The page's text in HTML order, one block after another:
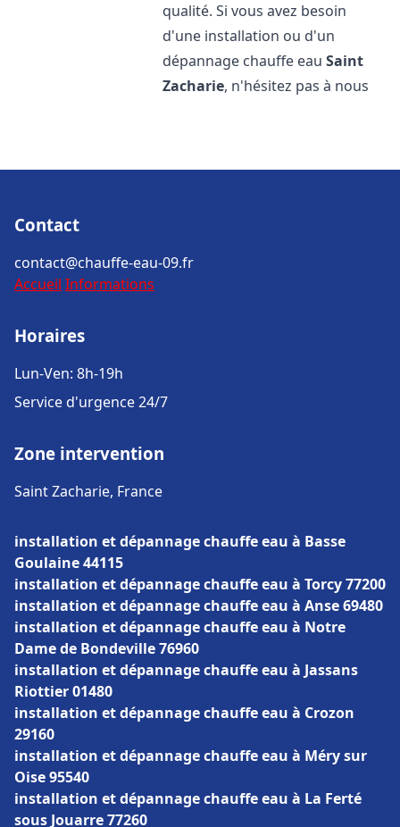
qualité. Si vous avez besoin
d'une installation ou d'un
dépannage chauffe eauSaint
Zacharie, n'hésitez pas à nous
Contact
contact@chauffe-eau-09.fr
Accueil Informations
Horaires
Lun-Ven: 8h-19h
Service d'urgence 24/7
Zone intervention
Saint Zacharie, France
installation et dépannage chauffe eau à Basse
Goulaine 44115
installation et dépannage chauffe eau à Torcy 77200
installation et dépannage chauffe eau à Anse 69480
installation et dépannage chauffe eau à Notre
Dame de Bondeville 76960
installation et dépannage chauffe eau à Jassans
Riottier 01480
installation et dépannage chauffe eau à Crozon
29160
installation et dépannage chauffe eau à Méry sur
Oise 95540
installation et dépannage chauffe eau à La Ferté
sous Jouarre 77260